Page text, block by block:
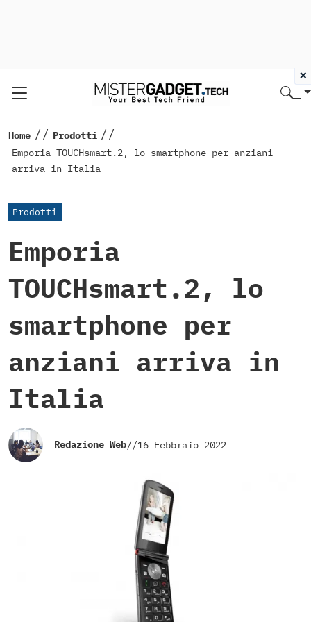
Home // Prodotti //
Emporia TOUCHsmart.2, lo smartphone per anziani
arriva in Italia
Prodotti
Emporia
TOUCHsmart.2, lo
smartphone per
anziani arriva in
Italia
Redazione Web//16 Febbraio 2022
×